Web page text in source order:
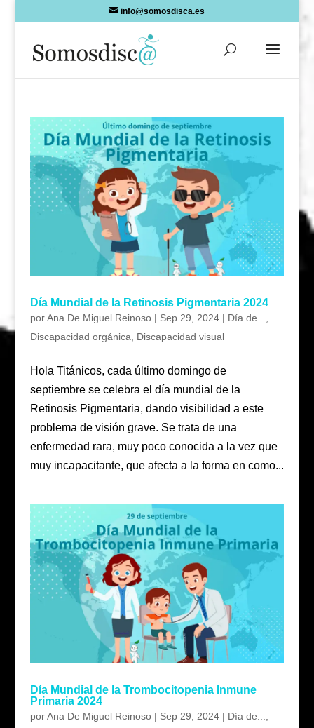
info@somosdisca.es
Día Mundial de la Retinosis Pigmentaria 2024
porAna De Miguel Reinoso| Sep 29, 2024| Día de...
Discapacidad orgánica
Discapacidad visual
Hola Titánicos, cada último domingo de
septiembre se celebra el día mundial de la
Retinosis Pigmentaria, dando visibilidad a este
problema de visión grave. Se trata de una
enfermedad rara, muy poco conocida a la vez que
muy incapacitante, que afecta a la forma en como...
Día Mundial de la Trombocitopenia Inmune
Primaria 2024
porAna De Miguel Reinoso| Sep 29, 2024| Día de...